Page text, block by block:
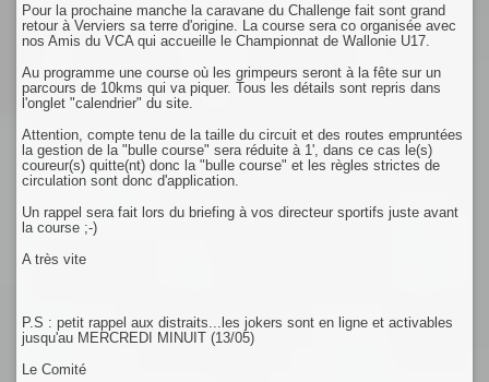
Pour la prochaine manche la caravane du Challenge fait sont grand
retour à Verviers sa terre d'origine. La course sera co organisée avec
nos Amis du VCA qui accueille le Championnat de Wallonie U17.
Au programme une course où les grimpeurs seront à la fête sur un
parcours de 10kms qui va piquer. Tous les détails sont repris dans
l'onglet "calendrier" du site.
Attention, compte tenu de la taille du circuit et des routes empruntées
la gestion de la "bulle course" sera réduite à 1', dans ce cas le(s)
coureur(s) quitte(nt) donc la "bulle course" et les règles strictes de
circulation sont donc d'application.
Un rappel sera fait lors du briefing à vos directeur sportifs juste avant
la course ;-)
A très vite
P.S : petit rappel aux distraits...les jokers sont en ligne et activables
jusqu'au MERCREDI MINUIT (13/05)
Le Comité